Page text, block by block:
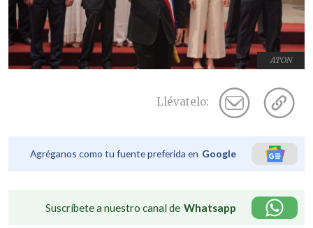
ATON
Llévatelo:
Agréganos como tu fuente preferida en Google
Suscríbete a nuestro canal de Whatsapp